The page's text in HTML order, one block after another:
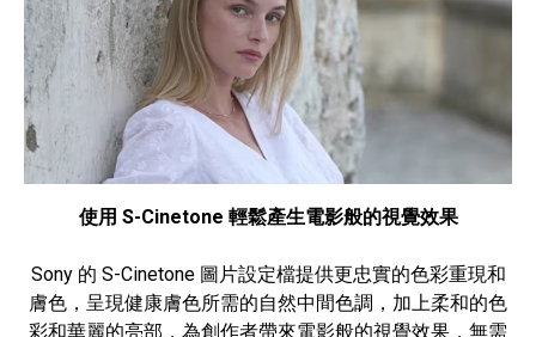
使用 S-Cinetone 輕鬆產生電影般的視覺效果
Sony 的 S-Cinetone 圖片設定檔提供更忠實的色彩重現和
膚色，呈現健康膚色所需的自然中間色調，加上柔和的色
彩和華麗的亮部，為創作者帶來電影般的視覺效果，無需